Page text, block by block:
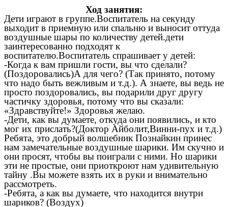
Ход занятия:
Дети играют в группе.Воспитатель на секунду
выходит в приемную или спальню и выносит оттуда
воздушные шары по количеству детей.дети
заинтересованно подходят к
воспитателю.Воспитатель спрашивает у детей:
-Когда к вам пришли гости, вы что сделали?
(Поздоровались)А для чего? (Так принято, потому
что надо быть вежливым и т.д.). А знаете, вы ведь не
просто поздоровались, вы подарили друг другу
частичку здоровья, потому что вы сказали:
«Здравствуйте!» Здоровья желаю.
-Дети, как вы думаете, откуда они появились, и кто
мог их прислать?(Доктор Айболит,Винни-пух и т.д.)
Ребята, это добрый волшебник Познайкин принес
нам замечательные воздушные шарики. Им скучно и
они просят, чтобы вы поиграли с ними. Но шарики
эти не простые, они приоткроют нам удивительную
тайну .Вы можете взять их в руки и внимательно
рассмотреть.
-Ребята, а как вы думаете, что находится внутри
шариков? (Воздух)